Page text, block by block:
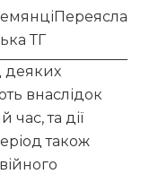
ТГ
деяких
внаслідок
та дії
також